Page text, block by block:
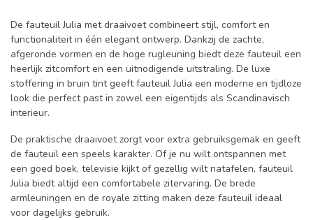
De fauteuil Julia met draaivoet combineert stijl, comfort en
functionaliteit in één elegant ontwerp. Dankzij de zachte,
afgeronde vormen en de hoge rugleuning biedt deze fauteuil een
heerlijk zitcomfort en een uitnodigende uitstraling. De luxe
stoffering in bruin tint geeft fauteuil Julia een moderne en tijdloze
look die perfect past in zowel een eigentijds als Scandinavisch
interieur.
De praktische draaivoet zorgt voor extra gebruiksgemak en geeft
de fauteuil een speels karakter. Of je nu wilt ontspannen met
een goed boek, televisie kijkt of gezellig wilt natafelen, fauteuil
Julia biedt altijd een comfortabele zitervaring. De brede
armleuningen en de royale zitting maken deze fauteuil ideaal
voor dagelijks gebruik.